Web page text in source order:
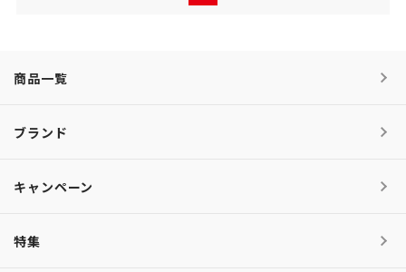
商品一覧
ブランド
キャンペーン
特集